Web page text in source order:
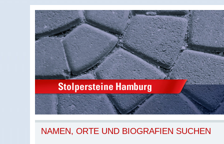
NAMEN, ORTE UND BIOGRAFIEN SUCHEN